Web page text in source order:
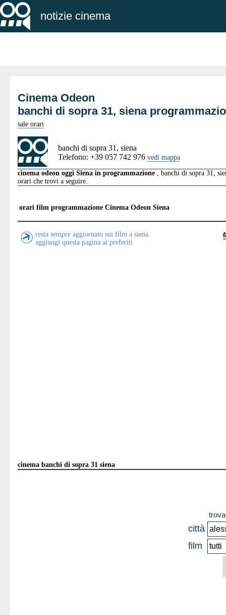
notizie cinema
Cinema Odeon
banchi di sopra 31, siena
sale orari
banchi di sopra 31, siena
Telefono: +39 057 742 976 vedi mappa
cinema odeon oggi Siena in programmazione , banchi di sopra 31,
orari che trovi a seguire.
orari film programmazione Cinema Odeon Siena
resta sempre aggiornato sui film a siena
aggiungi questa pagina ai preferiti
cinema banchi di sopra 31 siena
città
film